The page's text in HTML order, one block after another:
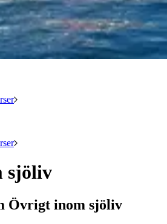
sjöliv
Övrigt inom sjöliv